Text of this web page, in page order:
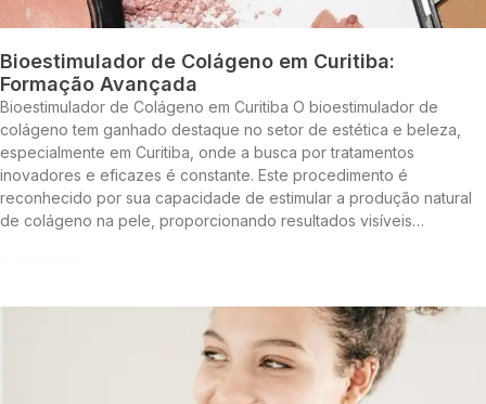
Bioestimulador de Colágeno em Curitiba:
Formação Avançada
Bioestimulador de Colágeno em Curitiba O bioestimulador de
colágeno tem ganhado destaque no setor de estética e beleza,
especialmente em Curitiba, onde a busca por tratamentos
inovadores e eficazes é constante. Este procedimento é
reconhecido por sua capacidade de estimular a produção natural
de colágeno na pele, proporcionando resultados visíveis…